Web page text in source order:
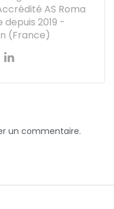
AS Roma
depuis 2019 -
(France)
un commentaire.